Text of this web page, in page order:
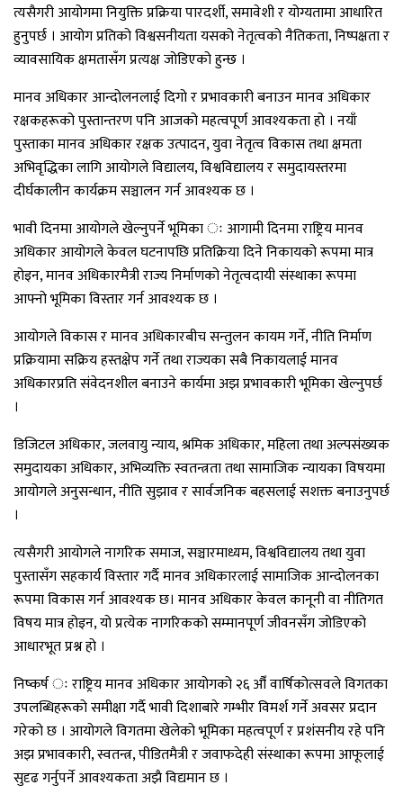
त्यसैगरी आयोगमा नियुक्ति प्रक्रिया पारदर्शी, समावेशी र योग्यतामा आधारित
हुनुपर्छ । आयोग प्रतिको विश्वसनीयता यसको नेतृत्वको नैतिकता, निष्पक्षता र
व्यावसायिक क्षमतासँग प्रत्यक्ष जोडिएको हुन्छ ।
मानव अधिकार आन्दोलनलाई दिगो र प्रभावकारी बनाउन मानव अधिकार
रक्षकहरूको पुस्तान्तरण पनि आजको महत्वपूर्ण आवश्यकता हो । नयाँ
पुस्ताका मानव अधिकार रक्षक उत्पादन, युवा नेतृत्व विकास तथा क्षमता
अभिवृद्धिका लागि आयोगले विद्यालय, विश्वविद्यालय र समुदायस्तरमा
दीर्घकालीन कार्यक्रम सञ्चालन गर्न आवश्यक छ ।
भावी दिनमा आयोगले खेल्नुपर्ने भूमिका ः आगामी दिनमा राष्ट्रिय मानव
अधिकार आयोगले केवल घटनापछि प्रतिक्रिया दिने निकायको रूपमा मात्र
होइन, मानव अधिकारमैत्री राज्य निर्माणको नेतृत्वदायी संस्थाका रूपमा
आफ्नो भूमिका विस्तार गर्न आवश्यक छ ।
आयोगले विकास र मानव अधिकारबीच सन्तुलन कायम गर्ने, नीति निर्माण
प्रक्रियामा सक्रिय हस्तक्षेप गर्ने तथा राज्यका सबै निकायलाई मानव
अधिकारप्रति संवेदनशील बनाउने कार्यमा अझ प्रभावकारी भूमिका खेल्नुपर्छ
।
डिजिटल अधिकार, जलवायु न्याय, श्रमिक अधिकार, महिला तथा अल्पसंख्यक
समुदायका अधिकार, अभिव्यक्ति स्वतन्त्रता तथा सामाजिक न्यायका विषयमा
आयोगले अनुसन्धान, नीति सुझाव र सार्वजनिक बहसलाई सशक्त बनाउनुपर्छ
।
त्यसैगरी आयोगले नागरिक समाज, सञ्चारमाध्यम, विश्वविद्यालय तथा युवा
पुस्तासँग सहकार्य विस्तार गर्दै मानव अधिकारलाई सामाजिक आन्दोलनका
रूपमा विकास गर्न आवश्यक छ। मानव अधिकार केवल कानूनी वा नीतिगत
विषय मात्र होइन, यो प्रत्येक नागरिकको सम्मानपूर्ण जीवनसँग जोडिएको
आधारभूत प्रश्न हो ।
निष्कर्ष ः राष्ट्रिय मानव अधिकार आयोगको २६ औँ वार्षिकोत्सवले विगतका
उपलब्धिहरूको समीक्षा गर्दै भावी दिशाबारे गम्भीर विमर्श गर्ने अवसर प्रदान
गरेको छ । आयोगले विगतमा खेलेको भूमिका महत्वपूर्ण र प्रशंसनीय रहे पनि
अझ प्रभावकारी, स्वतन्त्र, पीडितमैत्री र जवाफदेही संस्थाका रूपमा आफूलाई
सुदृढ गर्नुपर्ने आवश्यकता अझै विद्यमान छ ।